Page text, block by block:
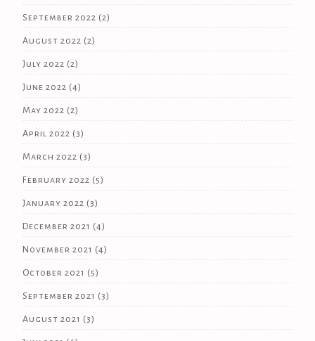
September 2022 (2)
August 2022 (2)
July 2022 (2)
June 2022 (4)
May 2022 (2)
April 2022 (3)
March 2022 (3)
February 2022 (5)
January 2022 (3)
December 2021 (4)
November 2021 (4)
October 2021 (5)
September 2021 (3)
August 2021 (3)